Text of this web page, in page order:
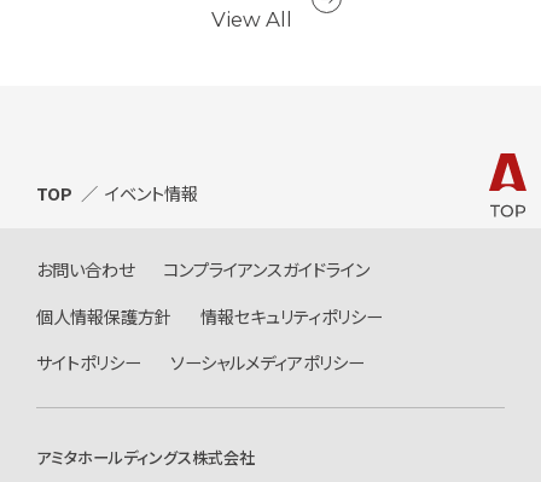
View All
お問い合わせ
コンプライアンスガイドライン
個人情報保護方針
情報セキュリティポリシー
サイトポリシー
ソーシャルメディアポリシー
TOP イベント情報
アミタホールディングス株式会社